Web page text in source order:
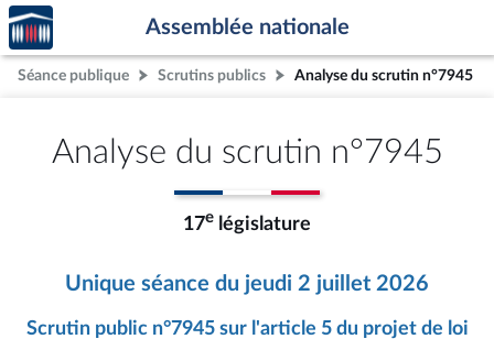
Aller au contenu
Aller en bas de la page
Accèder
à la
page
d'accueil
Assemblée nationale
Séance publique Scrutins publics Analyse du scrutin n°7945
Analyse du scrutin n°7945
17e législature
Unique séance du jeudi 2 juillet 2026
Scrutin public n°7945 sur l'article 5 du projet de loi